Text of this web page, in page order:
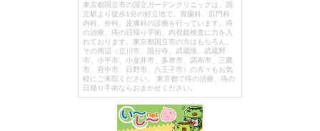
東京都国立市の国立ガーデンクリニックは、国
立駅より徒歩1分の好立地で、胃腸科、肛門科、
内科、外科、皮膚科の診療を行っています。痔
の治療、痔の日帰り手術、内視鏡検査に力を入
れております。東京都国立市の方はもちろん、
その周辺（立川市、国分寺、武蔵境、武蔵野
市、小平市、小金井市、多摩市、調布市、三鷹
市、府中市、日野市、八王子市）の方々もお気
軽にご来院ください。 東京都で痔の治療、痔の
日帰り手術ならおまかせください。